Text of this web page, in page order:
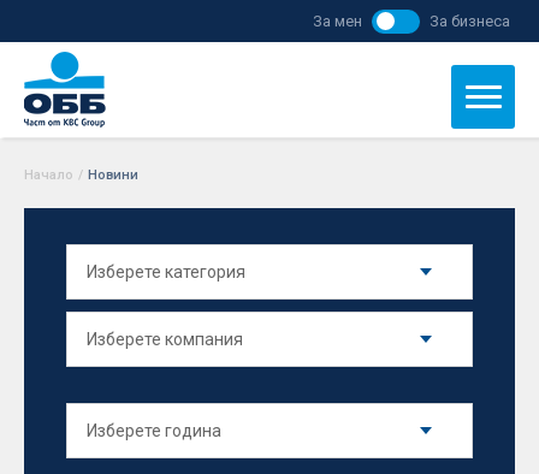
За мен За бизнеса
Начало / Новини